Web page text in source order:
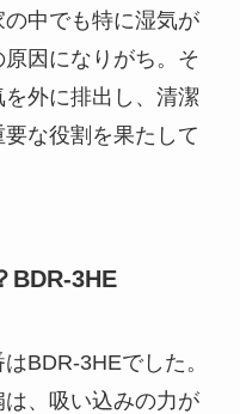
中でも特に湿気が
因になりがち。そ
外に排出し、清潔
な役割を果たして
BDR-3HE
BDR-3HEでした。
、吸い込みの力が